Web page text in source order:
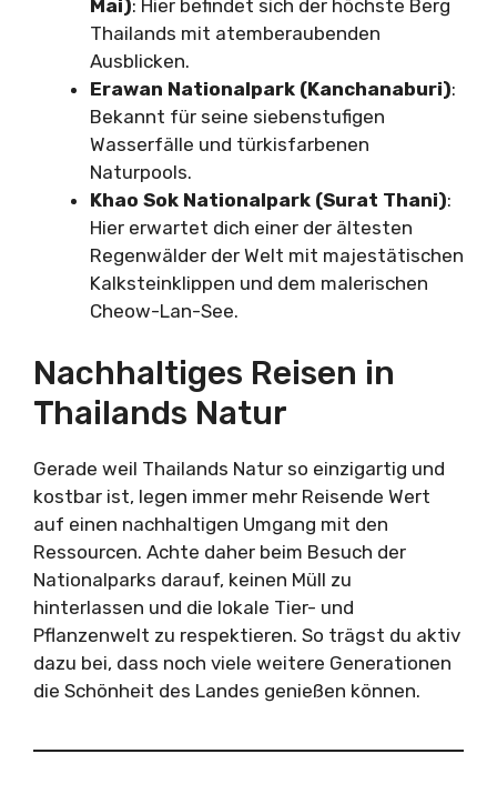
Mai): Hier befindet sich der höchste Berg
Thailands mit atemberaubenden
Ausblicken.
Erawan Nationalpark (Kanchanaburi):
Bekannt für seine siebenstufigen
Wasserfälle und türkisfarbenen
Naturpools.
Khao Sok Nationalpark (Surat Thani):
Hier erwartet dich einer der ältesten
Regenwälder der Welt mit majestätischen
Kalksteinklippen und dem malerischen
Cheow-Lan-See.
Nachhaltiges Reisen in
Thailands Natur
Gerade weil Thailands Natur so einzigartig und
kostbar ist, legen immer mehr Reisende Wert
auf einen nachhaltigen Umgang mit den
Ressourcen. Achte daher beim Besuch der
Nationalparks darauf, keinen Müll zu
hinterlassen und die lokale Tier- und
Pflanzenwelt zu respektieren. So trägst du aktiv
dazu bei, dass noch viele weitere Generationen
die Schönheit des Landes genießen können.